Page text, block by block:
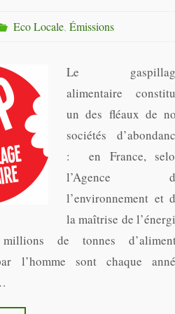
Eco Locale, Émissions
Le
alimentaire
un des fléaux de
sociétés
: en France,
l’Agence
l’environnement et
la maîtrise de
de tonnes
l’homme sont chaque